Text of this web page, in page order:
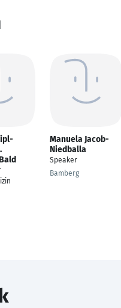
Manuela Jacob-
Niedballa
Speaker
Bamberg